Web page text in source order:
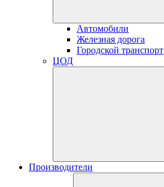
Автомобили
Железная дорога
Городской транспорт
ЦОД
Производители